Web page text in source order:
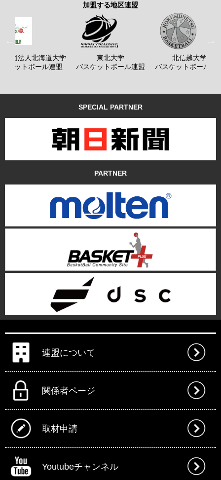
加盟する地区連盟
社団法人北海道大学
ケットボール連盟
東北大学
バスケットボール連盟
北信越大学
バスケットボール連
SPECIAL PARTNER
PARTNER
連盟について
関係者ページ
取材申請
Youtubeチャンネル